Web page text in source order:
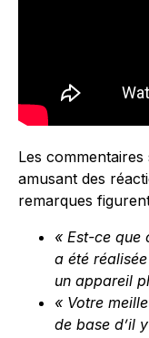
Les
amusant des
remarques
« Est-ce que
a été
un appareil
« Votre
de base d’il